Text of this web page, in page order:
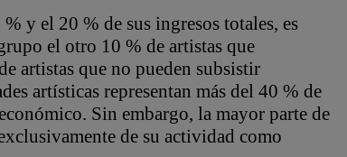
y el 20 % de sus ingresos totales, es
el otro 10 % de artistas que
artistas que no pueden subsistir
artísticas representan más del 40 % de
Sin embargo, la mayor parte de
de su actividad como